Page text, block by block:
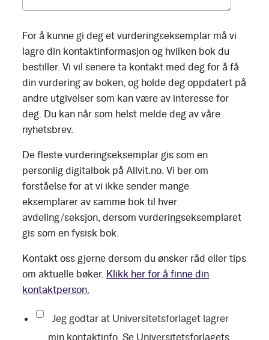
For å kunne gi deg et vurderingseksemplar må vi
lagre din kontaktinformasjon og hvilken bok du
bestiller. Vi vil senere ta kontakt med deg for å få
din vurdering av boken, og holde deg oppdatert på
andre utgivelser som kan være av interesse for
deg. Du kan når som helst melde deg av våre
nyhetsbrev.
De fleste vurderingseksemplar gis som en
personlig digitalbok på Allvit.no. Vi ber om
forståelse for at vi ikke sender mange
eksemplarer av samme bok til hver
avdeling/seksjon, dersom vurderingseksemplaret
gis som en fysisk bok.
Kontakt oss gjerne dersom du ønsker råd eller tips
om aktuelle bøker. Klikk her for å finne din
kontaktperson.
Jeg godtar at Universitetsforlaget lagrer
min kontaktinfo. Se Universitetsforlagets